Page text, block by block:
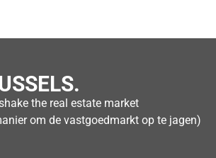
the real estate market
om de vastgoedmarkt op te jagen)